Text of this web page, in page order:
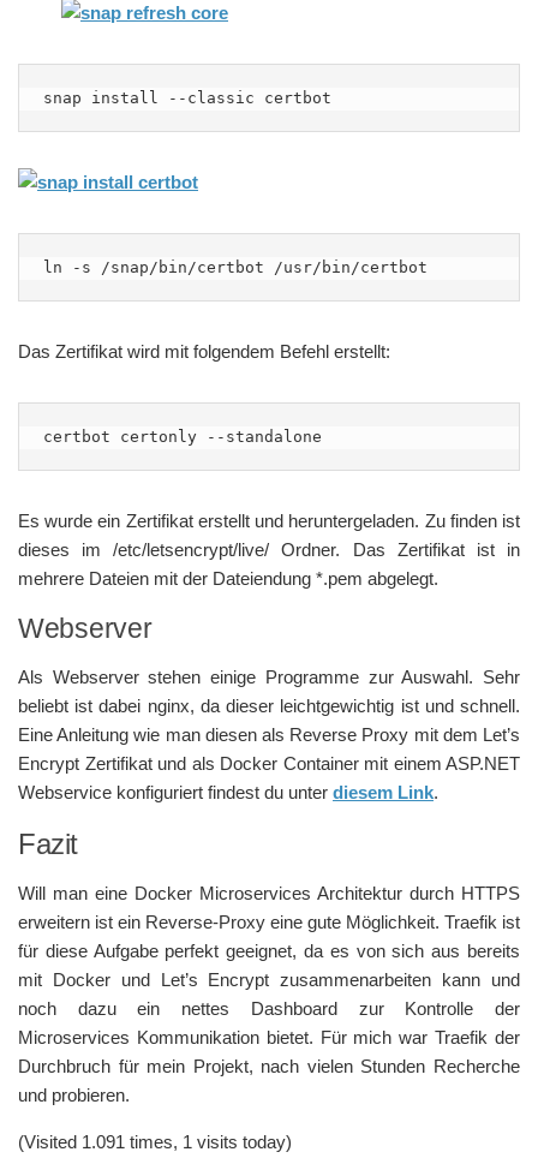
snap install --classic certbot
ln -s /snap/bin/certbot /usr/bin/certbot
Das Zertifikat wird mit folgendem Befehl erstellt:
certbot certonly --standalone
Es wurde ein Zertifikat erstellt und heruntergeladen. Zu finden ist
dieses im/etc/letsencrypt/live/ Ordner. Das Zertifikat ist in
mehrere Dateien mit der Dateiendung *.pem abgelegt.
Webserver
Als Webserver stehen einige Programme zur Auswahl. Sehr
beliebt ist dabei nginx, da dieser leichtgewichtig ist und schnell.
Eine Anleitung wie man diesen als Reverse Proxy mit dem Let’s
Encrypt Zertifikat und als Docker Container mit einem ASP.NET
Webservice konfiguriert findest du unter diesem Link.
Fazit
Will man eine Docker Microservices Architektur durch HTTPS
erweitern ist ein Reverse-Proxy eine gute Möglichkeit. Traefik ist
für diese Aufgabe perfekt geeignet, da es von sich aus bereits
mit Docker und Let’s Encrypt zusammenarbeiten kann und
noch dazu ein nettes Dashboard zur Kontrolle der
Microservices Kommunikation bietet. Für mich war Traefik der
Durchbruch für mein Projekt, nach vielen Stunden Recherche
und probieren.
(Visited 1.091 times, 1 visits today)